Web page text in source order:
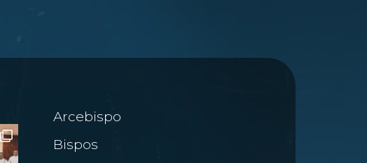
Arcebispo
Bispos